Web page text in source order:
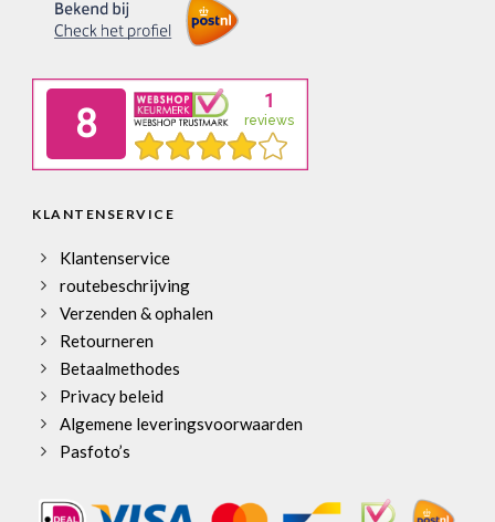
KLANTENSERVICE
Klantenservice
routebeschrijving
Verzenden & ophalen
Retourneren
Betaalmethodes
Privacy beleid
Algemene leveringsvoorwaarden
Pasfoto’s